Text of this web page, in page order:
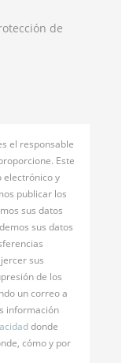
de
el responsable
Este
electrónico y
publicar los
sus datos
sus datos
sus
de los
un correo a
información
donde
cómo y por